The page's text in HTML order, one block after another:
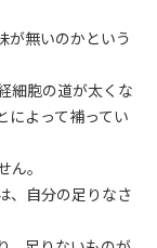
が無いのかという
細胞の道が太くな
によって補ってい
。
、自分の足りなさ